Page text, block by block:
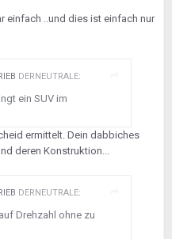
einfach ..und dies ist einfach nur
DERNEUTRALE:
ein SUV im
ermittelt. Dein dabbiches
deren Konstruktion...
DERNEUTRALE:
Drehzahl ohne zu